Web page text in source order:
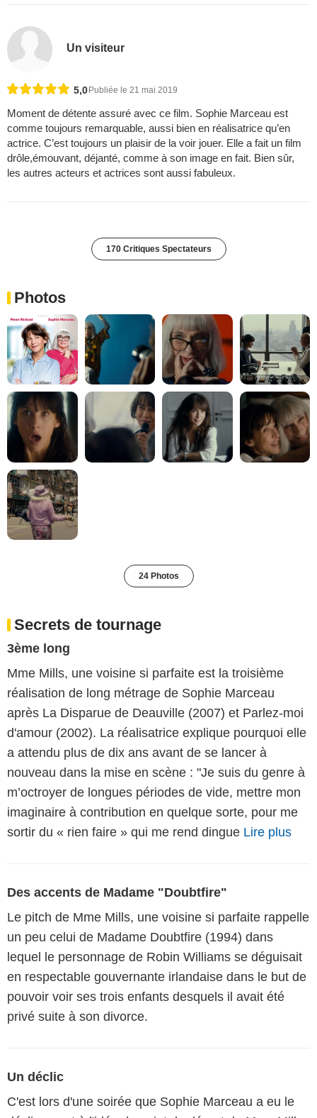
Un visiteur
5,0Publiée le 21 mai 2019
Moment de détente assuré avec ce film. Sophie Marceau est
comme toujours remarquable, aussi bien en réalisatrice qu’en
actrice. C’est toujours un plaisir de la voir jouer. Elle a fait un film
drôle,émouvant, déjanté, comme à son image en fait. Bien sûr,
les autres acteurs et actrices sont aussi fabuleux.
170 Critiques Spectateurs
Photos
24 Photos
Secrets de tournage
3ème long
Mme Mills, une voisine si parfaite est la troisième
réalisation de long métrage de Sophie Marceau
après La Disparue de Deauville (2007) et Parlez-moi
d'amour (2002). La réalisatrice explique pourquoi elle
a attendu plus de dix ans avant de se lancer à
nouveau dans la mise en scène : "Je suis du genre à
m’octroyer de longues périodes de vide, mettre mon
imaginaire à contribution en quelque sorte, pour me
sortir du « rien faire » qui me rend dingue Lire plus
Des accents de Madame "Doubtfire"
Le pitch de Mme Mills, une voisine si parfaite rappelle
un peu celui de Madame Doubtfire (1994) dans
lequel le personnage de Robin Williams se déguisait
en respectable gouvernante irlandaise dans le but de
pouvoir voir ses trois enfants desquels il avait été
privé suite à son divorce.
Un déclic
C'est lors d'une soirée que Sophie Marceau a eu le